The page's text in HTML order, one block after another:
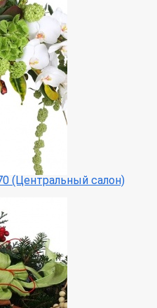
(Центральный салон)